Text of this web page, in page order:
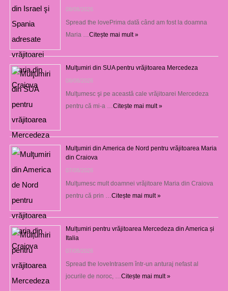
08/08/2026
Spread the lovePrima dată când am fost la doamna
Maria …Citește mai mult »
Mulţumiri din SUA pentru vrăjitoarea Mercedeza
08/08/2026
Mulţumesc şi pe această cale vrăjitoarei Mercedeza
pentru că mi-a …Citește mai mult »
Mulţumiri din America de Nord pentru vrăjitoarea Maria
din Craiova
07/08/2026
Mulţumesc mult doamnei vrăjitoare Maria din Craiova
pentru că prin …Citește mai mult »
Mulțumiri pentru vrăjitoarea Mercedeza din America și
Italia
07/08/2026
Spread the loveIntrasem într-un anturaj nefast al
jocurile de noroc, …Citește mai mult »